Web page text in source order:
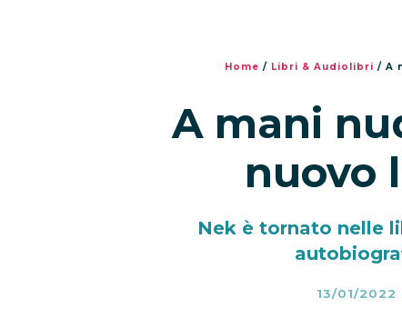
Home / Libri & Audiolibri / A
A mani
nuovo
Nek è tornato nelle
13/01/2022